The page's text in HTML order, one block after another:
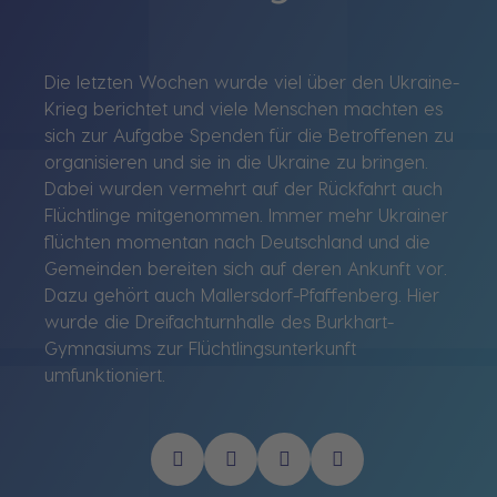
Die letzten Wochen wurde viel über den Ukraine-
Krieg berichtet und viele Menschen machten es
sich zur Aufgabe Spenden für die Betroffenen zu
organisieren und sie in die Ukraine zu bringen.
Dabei wurden vermehrt auf der Rückfahrt auch
Flüchtlinge mitgenommen. Immer mehr Ukrainer
flüchten momentan nach Deutschland und die
Gemeinden bereiten sich auf deren Ankunft vor.
Dazu gehört auch Mallersdorf-Pfaffenberg. Hier
wurde die Dreifachturnhalle des Burkhart-
Gymnasiums zur Flüchtlingsunterkunft
umfunktioniert.